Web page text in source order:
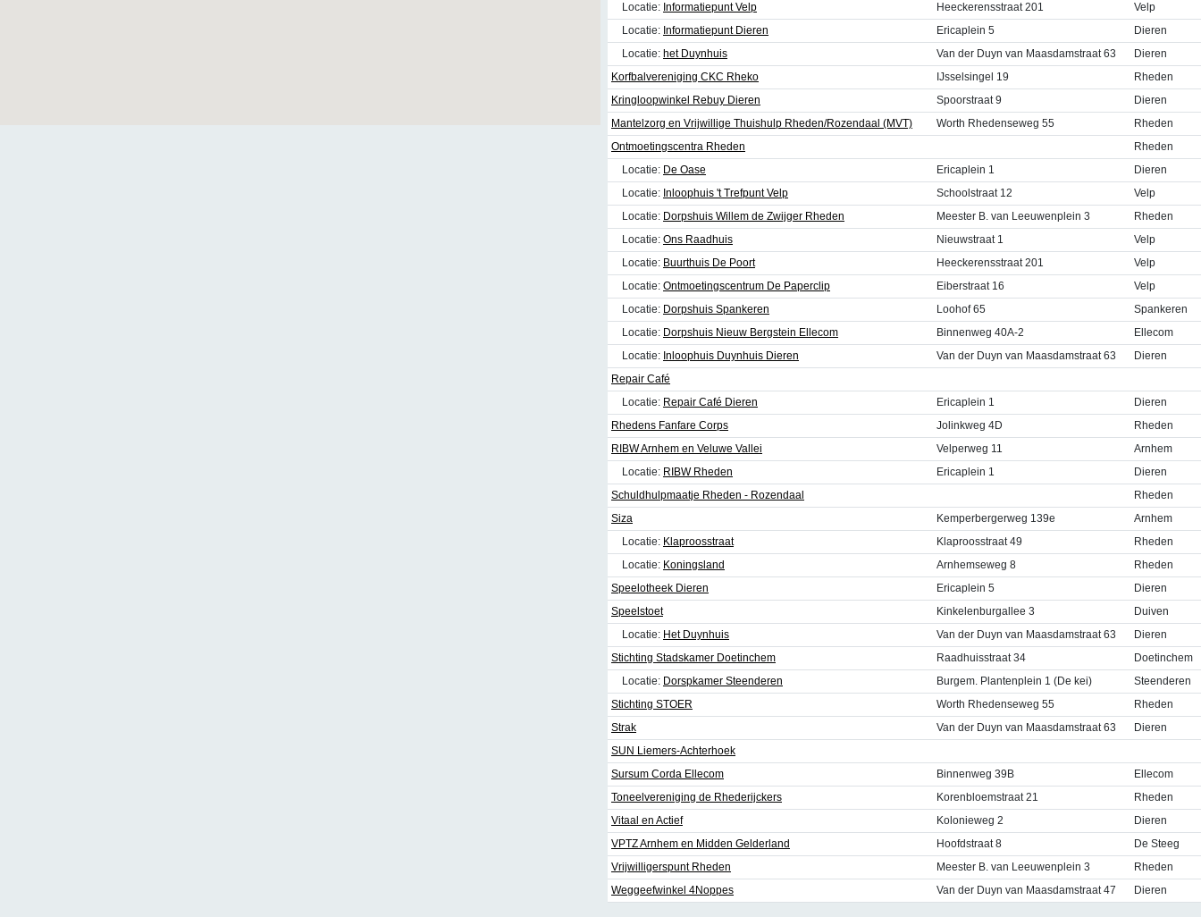
Locatie: Informatiepunt Velp Heeckerensstraat 201
Velp
Locatie: Informatiepunt Dieren Ericaplein 5
Dieren
Locatie: het Duynhuis Van der Duyn van Maasdamstraat 63
Dieren
Korfbalvereniging CKC Rheko
IJsselsingel 19
Rheden
Kringloopwinkel Rebuy Dieren
Spoorstraat 9
Dieren
Mantelzorg en Vrijwillige Thuishulp Rheden/Rozendaal (MVT)
Worth Rhedenseweg 55
Rheden
Ontmoetingscentra Rheden
Rheden
Locatie: De Oase Ericaplein 1
Dieren
Locatie: Inloophuis 't Trefpunt Velp Schoolstraat 12
Velp
Locatie: Dorpshuis Willem de Zwijger Rheden Meester B. van Leeuwenplein 3
Rheden
Locatie: Ons Raadhuis Nieuwstraat 1
Velp
Locatie: Buurthuis De Poort Heeckerensstraat 201
Velp
Locatie: Ontmoetingscentrum De Paperclip Eiberstraat 16
Velp
Locatie: Dorpshuis Spankeren Loohof 65
Spankeren
Locatie: Dorpshuis Nieuw Bergstein Ellecom Binnenweg 40A-2
Ellecom
Locatie: Inloophuis Duynhuis Dieren Van der Duyn van Maasdamstraat 63
Dieren
Repair Café
Locatie: Repair Café Dieren Ericaplein 1
Dieren
Rhedens Fanfare Corps
Jolinkweg 4D
Rheden
RIBW Arnhem en Veluwe Vallei
Velperweg 11
Arnhem
Locatie: RIBW Rheden Ericaplein 1
Dieren
Schuldhulpmaatje Rheden - Rozendaal
Rheden
Siza
Kemperbergerweg 139e
Arnhem
Locatie: Klaproosstraat Klaproosstraat 49
Rheden
Locatie: Koningsland Arnhemseweg 8
Rheden
Speelotheek Dieren
Ericaplein 5
Dieren
Speelstoet
Kinkelenburgallee 3
Duiven
Locatie: Het Duynhuis Van der Duyn van Maasdamstraat 63
Dieren
Stichting Stadskamer Doetinchem
Raadhuisstraat 34
Doetinchem
Locatie: Dorspkamer Steenderen Burgem. Plantenplein 1 (De kei)
Steenderen
Stichting STOER
Worth Rhedenseweg 55
Rheden
Strak
Van der Duyn van Maasdamstraat 63
Dieren
SUN Liemers-Achterhoek
Sursum Corda Ellecom
Binnenweg 39B
Ellecom
Toneelvereniging de Rhederijckers
Korenbloemstraat 21
Rheden
Vitaal en Actief
Kolonieweg 2
Dieren
VPTZ Arnhem en Midden Gelderland
Hoofdstraat 8
De Steeg
Vrijwilligerspunt Rheden
Meester B. van Leeuwenplein 3
Rheden
Weggeefwinkel 4Noppes
Van der Duyn van Maasdamstraat 47 Dieren